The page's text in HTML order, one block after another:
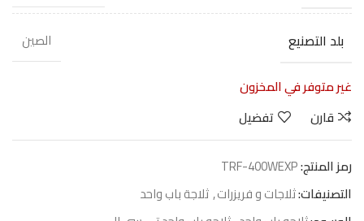
بلد التصنيع
الصين
غير متوفر في المخزون
قارن
تفضيل
رمز المنتج:TRF-400WEXP
التصنيفات:ثلاجات و فريزرات,ثلاجة باب واحد